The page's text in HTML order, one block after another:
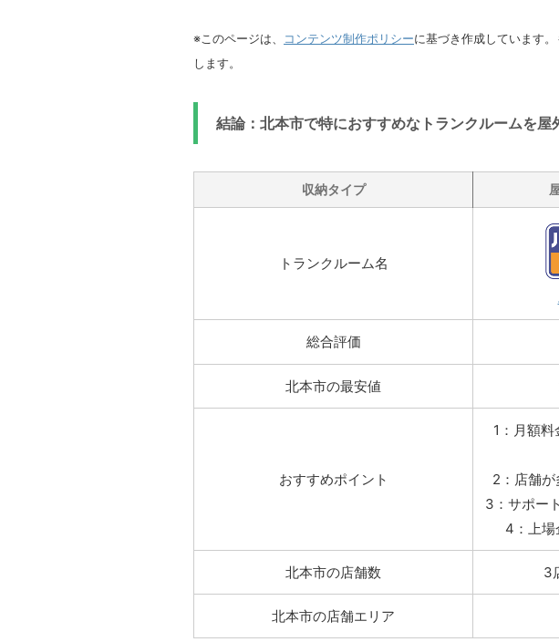
※このページは、 コンテンツ制作ポリシーに基づき作成しています
します。
結論：北本市で特におすすめなトランクルームを屋
収納タイプ
トランクルーム名
総合評価
北本市の最安値
おすすめポイント
1：月額
2：店舗が
3：サポー
4：上場
北本市の店舗数 3
北本市の店舗エリア